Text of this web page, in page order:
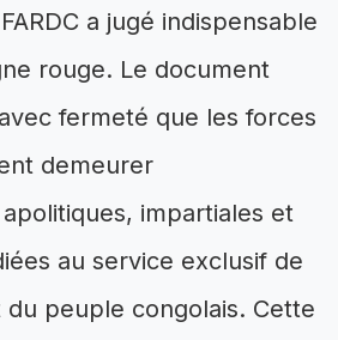
a jugé indispensable
rouge. Le document
fermeté que les forces
demeurer
impartiales et
au service exclusif de
du peuple congolais. Cette